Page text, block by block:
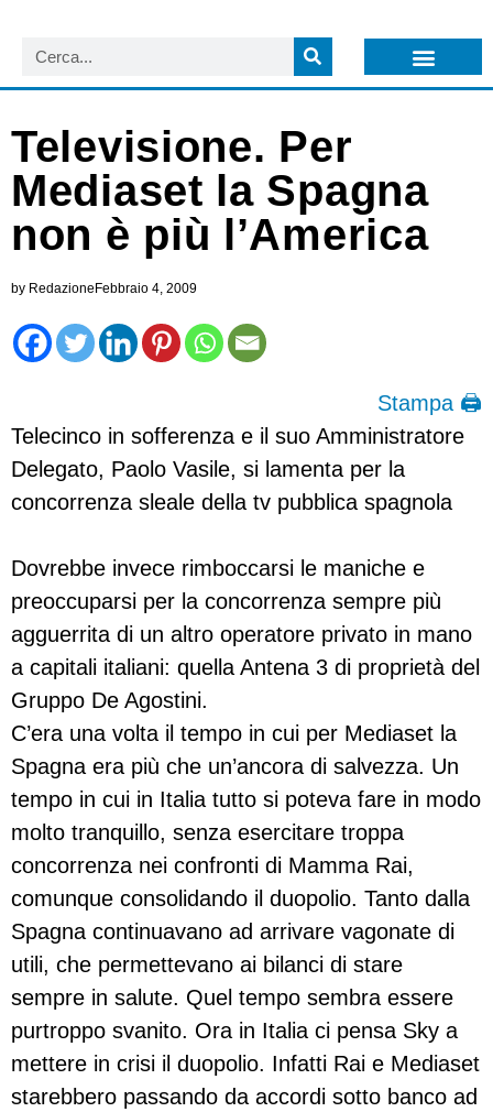
Televisione. Per
Mediaset la Spagna
non è più l’America
by Redazione Febbraio 4, 2009
Stampa 🖨
Telecinco in sofferenza e il suo Amministratore
Delegato, Paolo Vasile, si lamenta per la
concorrenza sleale della tv pubblica spagnola
Dovrebbe invece rimboccarsi le maniche e
preoccuparsi per la concorrenza sempre più
agguerrita di un altro operatore privato in mano
a capitali italiani: quella Antena 3 di proprietà del
Gruppo De Agostini.
C’era una volta il tempo in cui per Mediaset la
Spagna era più che un’ancora di salvezza. Un
tempo in cui in Italia tutto si poteva fare in modo
molto tranquillo, senza esercitare troppa
concorrenza nei confronti di Mamma Rai,
comunque consolidando il duopolio. Tanto dalla
Spagna continuavano ad arrivare vagonate di
utili, che permettevano ai bilanci di stare
sempre in salute. Quel tempo sembra essere
purtroppo svanito. Ora in Italia ci pensa Sky a
mettere in crisi il duopolio. Infatti Rai e Mediaset
starebbero passando da accordi sotto banco ad